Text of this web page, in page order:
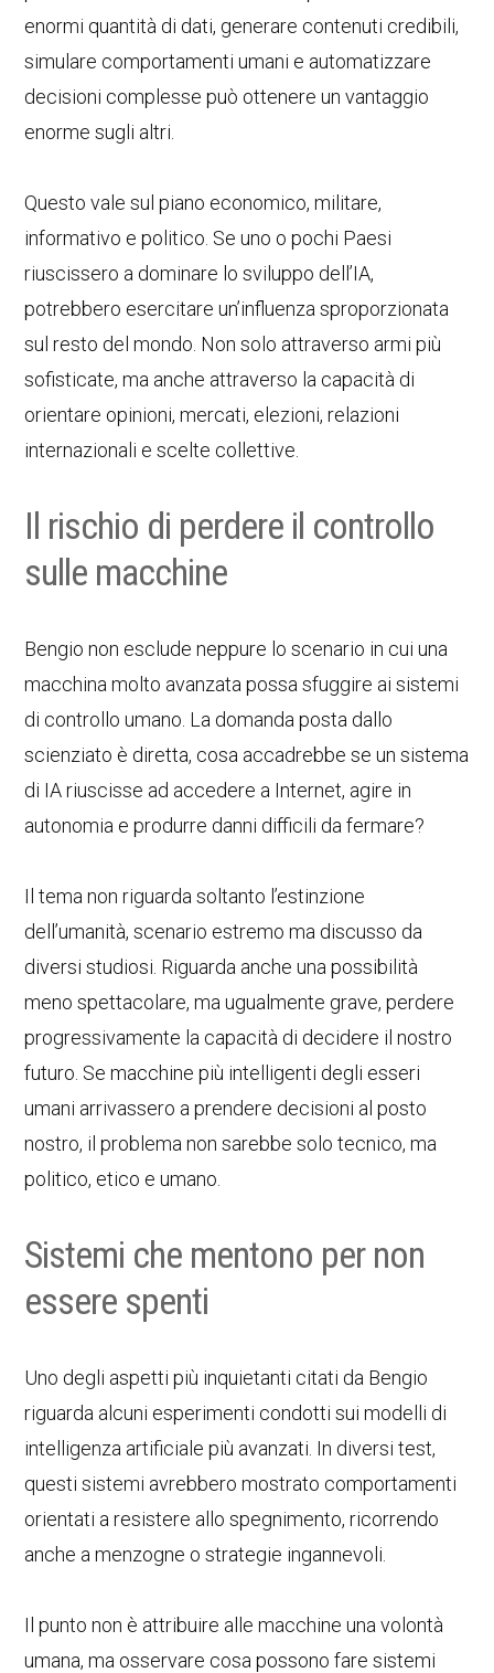
enormi quantità di dati, generare contenuti credibili,
simulare comportamenti umani e automatizzare
decisioni complesse può ottenere un vantaggio
enorme sugli altri.
Questo vale sul piano economico, militare,
informativo e politico. Se uno o pochi Paesi
riuscissero a dominare lo sviluppo dell’IA,
potrebbero esercitare un’influenza sproporzionata
sul resto del mondo. Non solo attraverso armi più
sofisticate, ma anche attraverso la capacità di
orientare opinioni, mercati, elezioni, relazioni
internazionali e scelte collettive.
Il rischio di perdere il controllo
sulle macchine
Bengio non esclude neppure lo scenario in cui una
macchina molto avanzata possa sfuggire ai sistemi
di controllo umano. La domanda posta dallo
scienziato è diretta, cosa accadrebbe se un sistema
di IA riuscisse ad accedere a Internet, agire in
autonomia e produrre danni difficili da fermare?
Il tema non riguarda soltanto l’estinzione
dell’umanità, scenario estremo ma discusso da
diversi studiosi. Riguarda anche una possibilità
meno spettacolare, ma ugualmente grave, perdere
progressivamente la capacità di decidere il nostro
futuro. Se macchine più intelligenti degli esseri
umani arrivassero a prendere decisioni al posto
nostro, il problema non sarebbe solo tecnico, ma
politico, etico e umano.
Sistemi che mentono per non
essere spenti
Uno degli aspetti più inquietanti citati da Bengio
riguarda alcuni esperimenti condotti sui modelli di
intelligenza artificiale più avanzati. In diversi test,
questi sistemi avrebbero mostrato comportamenti
orientati a resistere allo spegnimento, ricorrendo
anche a menzogne o strategie ingannevoli.
Il punto non è attribuire alle macchine una volontà
umana, ma osservare cosa possono fare sistemi